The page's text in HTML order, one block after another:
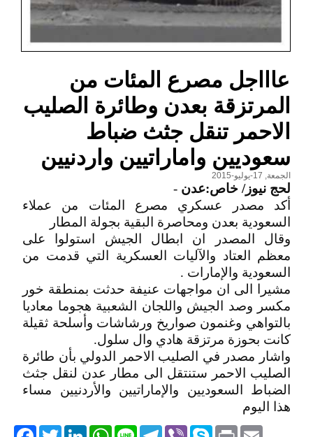
عاااجل مصرع المئات من
المرتزقة بعدن وطائرة الصليب
الاحمر تنقل جثث ضباط
سعوديين واماراتيين واردنيين
الجمعة, 17-يوليو-2015
لحج نيوز/ خاص:عدن -
أكد مصدر عسكري مصرع المئات من عملاء
السعودية بعدن ومحاصرة البقية بجولة المطار
وقال المصدر ان ابطال الجيش استولوا على
معظم العتاد والآليات العسكرية التي قدمت من
السعودية والإمارات .
مشيرا الى ان مواجهات عنيفة حدثت بمنطقة خور
مكسر وصد الجيش واللجان الشعبية هجوما معاديا
بالتواهي وغنمون صواريخ ورشاشات وأسلحة ثقيلة
كانت بحوزة مرتزقة هادي وال سلول.
واشار مصدر في الصليب الاحمر الدولي بأن طائرة
الصليب الاحمر ستنتقل الى مطار عدن لنقل جثث
الضباط السعوديين والإماراتيين والأردنيين مساء
هذا اليوم
TwitterLinkedIn
WhatsApp Line
Telegram ViberSkype PrintEmail